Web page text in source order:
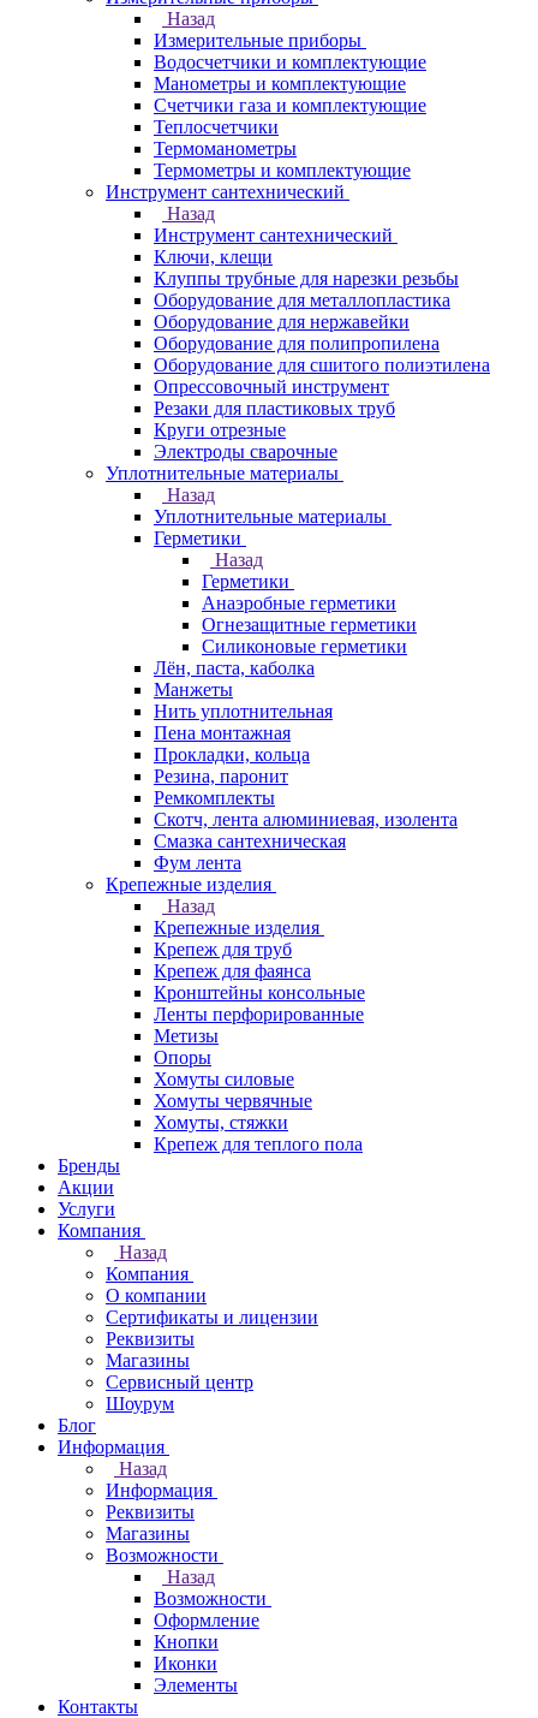
Назад
Измерительные приборы
Водосчетчики и комплектующие
Манометры и комплектующие
Счетчики газа и комплектующие
Теплосчетчики
Термоманометры
Термометры и комплектующие
Инструмент сантехнический
Назад
Инструмент сантехнический
Ключи, клещи
Клуппы трубные для нарезки резьбы
Оборудование для металлопластика
Оборудование для нержавейки
Оборудование для полипропилена
Оборудование для сшитого полиэтилена
Опрессовочный инструмент
Резаки для пластиковых труб
Круги отрезные
Электроды сварочные
Уплотнительные материалы
Назад
Уплотнительные материалы
Герметики
Назад
Герметики
Анаэробные герметики
Огнезащитные герметики
Силиконовые герметики
Лён, паста, каболка
Манжеты
Нить уплотнительная
Пена монтажная
Прокладки, кольца
Резина, паронит
Ремкомплекты
Скотч, лента алюминиевая, изолента
Смазка сантехническая
Фум лента
Крепежные изделия
Назад
Крепежные изделия
Крепеж для труб
Крепеж для фаянса
Кронштейны консольные
Ленты перфорированные
Метизы
Опоры
Хомуты силовые
Хомуты червячные
Хомуты, стяжки
Крепеж для теплого пола
Бренды
Акции
Услуги
Компания
Назад
Компания
О компании
Сертификаты и лицензии
Реквизиты
Магазины
Сервисный центр
Шоурум
Блог
Информация
Назад
Информация
Реквизиты
Магазины
Возможности
Назад
Возможности
Оформление
Кнопки
Иконки
Элементы
Контакты